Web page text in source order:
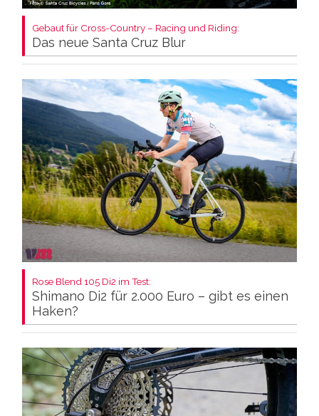
Gebaut für Cross-Country – Racing und Riding:
Das neue Santa Cruz Blur
Rose Blend 105 Di2 im Test:
Shimano Di2 für 2.000 Euro – gibt es einen
Haken?